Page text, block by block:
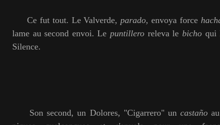
Ce fut tout. Le Valverde,parado, envoya force
lame au second envoi. Lepuntillero releva le bichoqui
Silence.
Son second, un Dolores, "Cigarrero" un castaño